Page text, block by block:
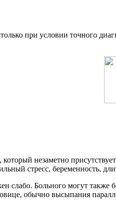
при условии точного
незаметно
стресс, беременность,
слабо. Больного могут
обычно высыпания